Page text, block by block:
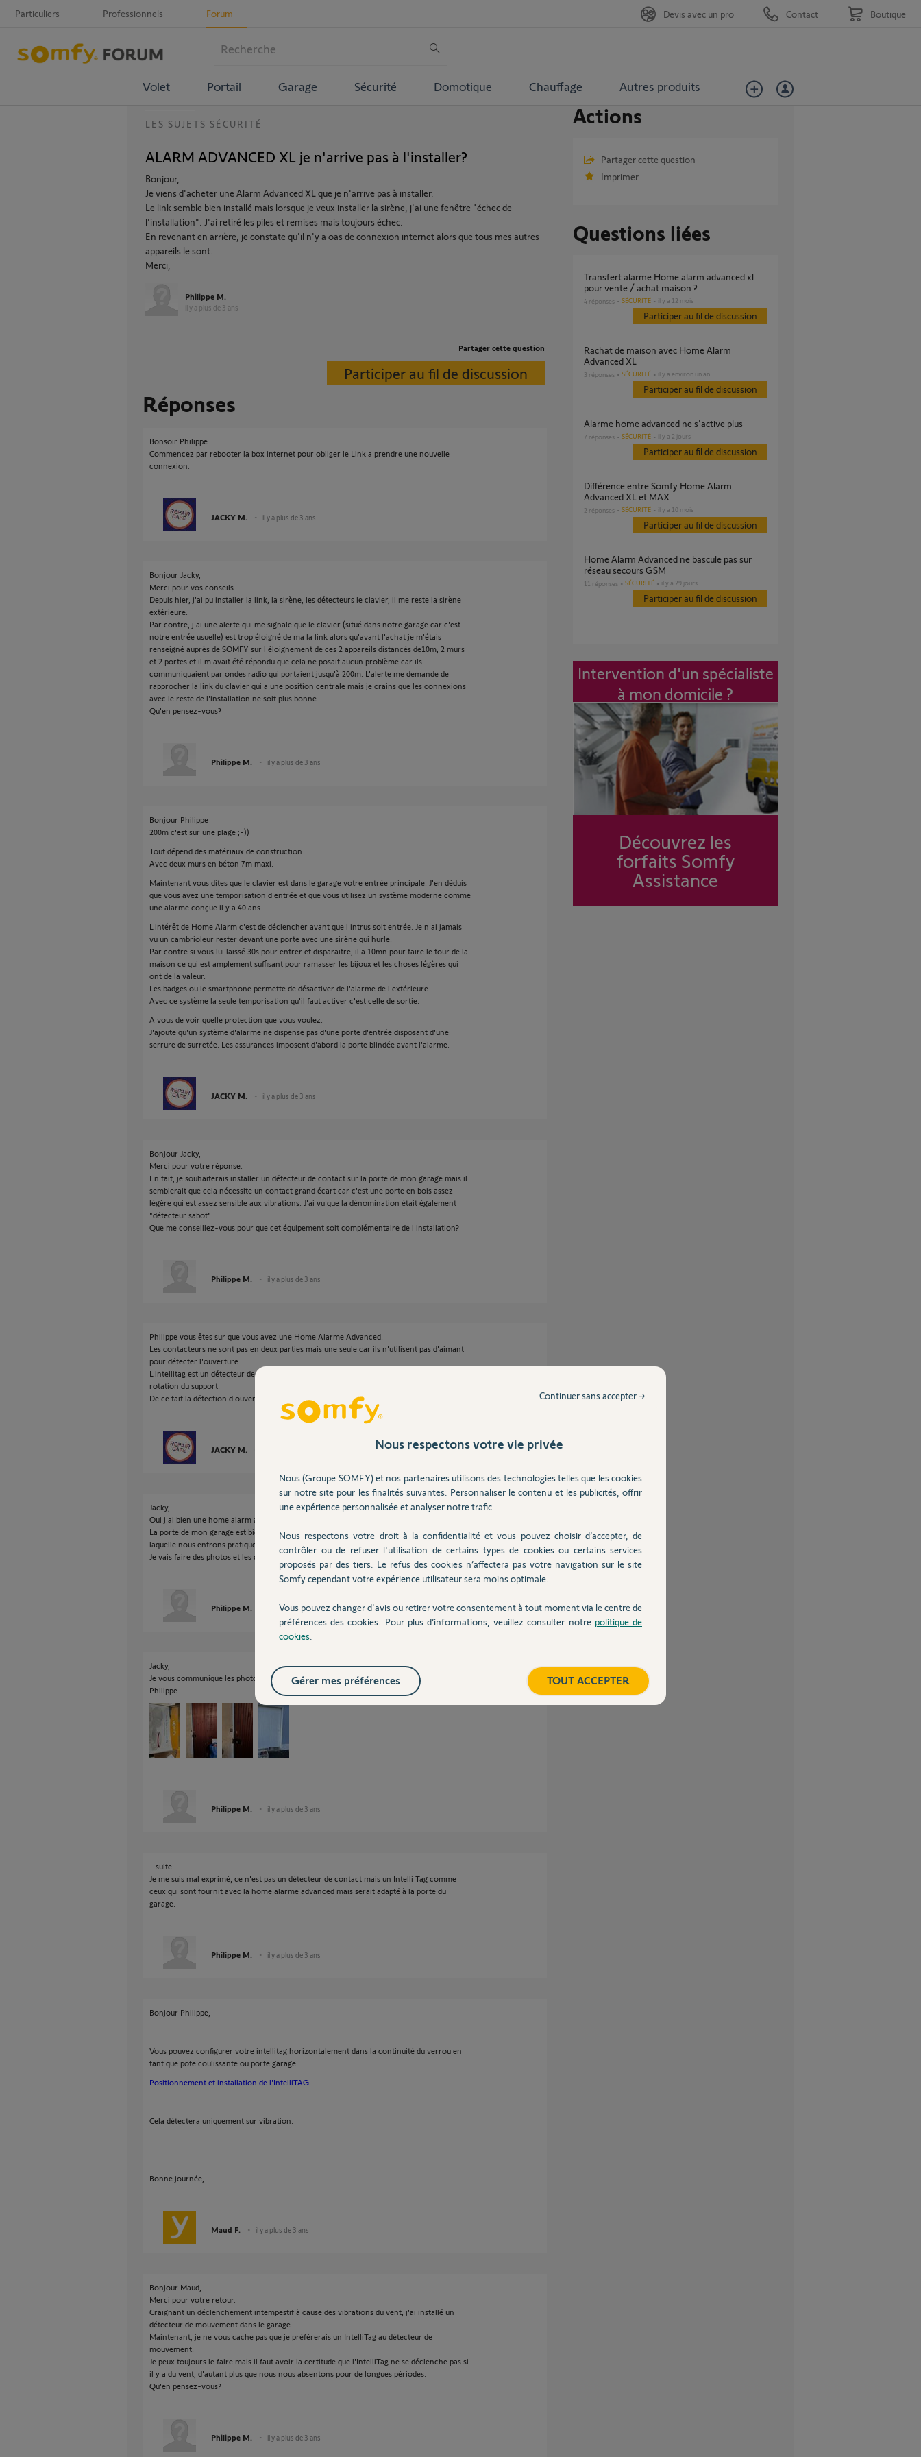
Particuliers Professionnels Forum
Volet Portail Garage Sécurité Domotique Chauffage Autres produits
Devis avec un pro Contact Boutique
LES SUJETS SÉCURITÉ
ALARM ADVANCED XL je n'arrive pas à l'installer?
Bonjour,
Je viens d'acheter une Alarm Advanced XL que je n'arrive pas à installer.
Le link semble bien installé mais lorsque je veux installer la sirène, j'ai une fenêtre "échec de
l'installation". J'ai retiré les piles et remises mais toujours échec.
En revenant en arrière, je constate qu'il n'y a oas de connexion internet alors que tous mes autres
appareils le sont.
Merci,
Philippe M.
il y a plus de 3 ans
Partager cette question
Participer au fil de discussion
Réponses
Bonsoir Philippe
Commencez par rebooter la box internet pour obliger le Link a prendre une nouvelle
connexion.
JACKY M. il y a plus de 3 ans
Bonjour Jacky,
Merci pour vos conseils.
Depuis hier, j'ai pu installer la link, la sirène, les détecteurs le clavier, il me reste la sirène
extérieure.
Par contre, j'ai une alerte qui me signale que le clavier (situé dans notre garage car c'est
notre entrée usuelle) est trop éloigné de ma la link alors qu'avant l'achat je m'étais
renseigné auprès de SOMFY sur l'éloignement de ces 2 appareils distancés de10m, 2 murs
et 2 portes et il m'avait été répondu que cela ne posait aucun problème car ils
communiquaient par ondes radio qui portaient jusqu'à 200m. L'alerte me demande de
rapprocher la link du clavier qui a une position centrale mais je crains que les connexions
avec le reste de l'installation ne soit plus bonne.
Qu'en pensez-vous?
Philippe M. il y a plus de 3 ans
Bonjour Philippe
200m c'est sur une plage ;-))
Tout dépend des matériaux de construction.
Avec deux murs en béton 7m maxi.
Maintenant vous dites que le clavier est dans le garage votre entrée principale. J'en déduis
que vous avez une temporisation d'entrée et que vous utilisez un système moderne comme
une alarme conçue il y a 40 ans.
L'intérêt de Home Alarm c'est de déclencher avant que l'intrus soit entrée. Je n'ai jamais
vu un cambrioleur rester devant une porte avec une sirène qui hurle.
Par contre si vous lui laissé 30s pour entrer et disparaitre, il a 10mn pour faire le tour de la
maison ce qui est amplement suffisant pour ramasser les bijoux et les choses légères qui
ont de la valeur.
Les badges ou le smartphone permette de désactiver de l'alarme de l'extérieure.
Avec ce système la seule temporisation qu'il faut activer c'est celle de sortie.
A vous de voir quelle protection que vous voulez.
J'ajoute qu'un système d'alarme ne dispense pas d'une porte d'entrée disposant d'une
serrure de surretée. Les assurances imposent d'abord la porte blindée avant l'alarme.
JACKY M. il y a plus de 3 ans
Bonjour Jacky,
Merci pour votre réponse.
En fait, je souhaiterais installer un détecteur de contact sur la porte de mon garage mais il
semblerait que cela nécessite un contact grand écart car c'est une porte en bois assez
légère qui est assez sensible aux vibrations. J'ai vu que la dénomination était également
"détecteur sabot".
Que me conseillez-vous pour que cet équipement soit complémentaire de l'installation?
Philippe M. il y a plus de 3 ans
Philippe vous êtes sur que vous avez une Home Alarme Advanced.
Les contacteurs ne sont pas en deux parties mais une seule car ils n'utilisent pas d'aimant
pour détecter l'ouverture.
L'intellitag est un détecteur de choc et une boussole électronique qui détermine si il a
rotation du support.
De ce fait la détection d'ouverture ne fonctionne pas sur des ouvrants coulissants.
JACKY M.
Jacky,
Oui j'ai bien une home alarm advanced xl.
La porte de mon garage est bien coulissante mais elle a également une porte intégrée par
laquelle nous entrons pratiquement tout le temps dans l'habitation.
Je vais faire des photos et les déposer dans la discussion.
Philippe M. il y a plus de 3 ans
Jacky,
Je vous communique les photos.
Philippe
Philippe M. il y a plus de 3 ans
...suite...
Je me suis mal exprimé, ce n'est pas un détecteur de contact mais un Intelli Tag comme
ceux qui sont fournit avec la home alarme advanced mais serait adapté à la porte du
garage.
Philippe M. il y a plus de 3 ans
Bonjour Philippe,
Vous pouvez configurer votre intellitag horizontalement dans la continuité du verrou en
tant que pote coulissante ou porte garage.
Positionnement et installation de l'IntelliTAG
Cela détectera uniquement sur vibration.
Bonne journée,
Maud F. il y a plus de 3 ans
Bonjour Maud,
Merci pour votre retour.
Craignant un déclenchement intempestif à cause des vibrations du vent, j'ai installé un
détecteur de mouvement dans le garage.
Maintenant, je ne vous cache pas que je préférerais un IntelliTag au détecteur de
mouvement.
Je peux toujours le faire mais il faut avoir la certitude que l'IntelliTag ne se déclenche pas si
il y a du vent, d'autant plus que nous nous absentons pour de longues périodes.
Qu'en pensez-vous?
Philippe M. il y a plus de 3 ans
Actions
Partager cette question
Imprimer
Questions liées
Transfert alarme Home alarm advanced xl
pour vente / achat maison ?
4 réponses SÉCURITÉ il y a 12 mois
Participer au fil de discussion
Rachat de maison avec Home Alarm
Advanced XL
3 réponses SÉCURITÉ il y a environ un an
Participer au fil de discussion
Alarme home advanced ne s'active plus
7 réponses SÉCURITÉ il y a 2 jours
Participer au fil de discussion
Différence entre Somfy Home Alarm
Advanced XL et MAX
2 réponses SÉCURITÉ il y a 10 mois
Participer au fil de discussion
Home Alarm Advanced ne bascule pas sur
réseau secours GSM
11 réponses SÉCURITÉ il y a 29 jours
Participer au fil de discussion
Intervention d'un spécialiste
à mon domicile ?
Découvrez les
forfaits Somfy
Assistance
Nous respectons votre vie privée
Nous (Groupe SOMFY) et nos partenaires utilisons des technologies telles que les cookies
sur notre site pour les finalités suivantes: Personnaliser le contenu et les publicités, offrir
une expérience personnalisée et analyser notre trafic.
Nous respectons votre droit à la confidentialité et vous pouvez choisir d’accepter, de
contrôler ou de refuser l'utilisation de certains types de cookies ou certains services
proposés par des tiers. Le refus des cookies n’affectera pas votre navigation sur le site
Somfy cependant votre expérience utilisateur sera moins optimale.
Vous pouvez changer d'avis ou retirer votre consentement à tout moment via le centre de
préférences des cookies. Pour plus d’informations, veuillez consulter notre politique de
cookies
Continuer sans accepter →
TOUT ACCEPTER
Gérer mes préférences